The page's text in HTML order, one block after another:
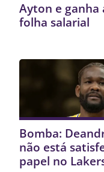
Ayton e ganha
folha salarial
Bomba:
não está
papel no